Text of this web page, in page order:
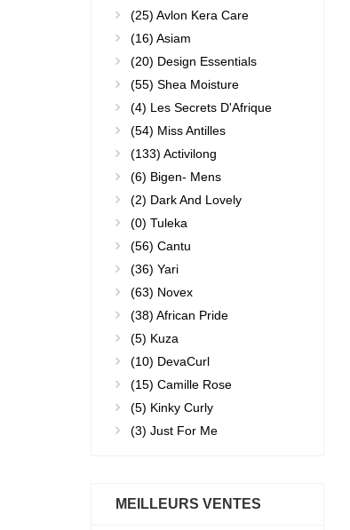
(25) Avlon Kera Care
(16) Asiam
(20) Design Essentials
(55) Shea Moisture
(4) Les Secrets D'Afrique
(54) Miss Antilles
(133) Activilong
(6) Bigen- Mens
(2) Dark And Lovely
(0) Tuleka
(56) Cantu
(36) Yari
(63) Novex
(38) African Pride
(5) Kuza
(10) DevaCurl
(15) Camille Rose
(5) Kinky Curly
(3) Just For Me
MEILLEURS VENTES